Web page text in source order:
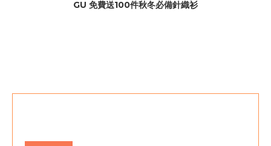
GU 免費送100件秋冬必備針織衫